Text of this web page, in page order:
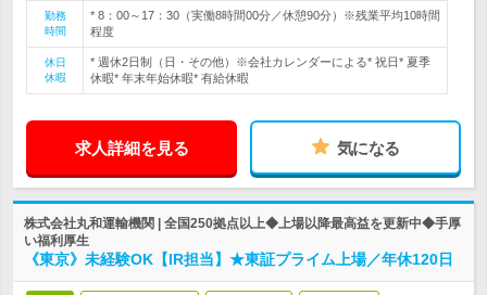
勤務
時間
* 8：00～17：30（実働8時間00分／休憩90分）※残業平均10時間
程度
休日
休暇
* 週休2日制（日・その他）※会社カレンダーによる* 祝日* 夏季
休暇* 年末年始休暇* 有給休暇
求人詳細を見る 気になる
株式会社丸和運輸機関 | 全国250拠点以上◆上場以降最高益を更新中◆手厚
い福利厚生
《東京》未経験OK【IR担当】★東証プライム上場／年休120日